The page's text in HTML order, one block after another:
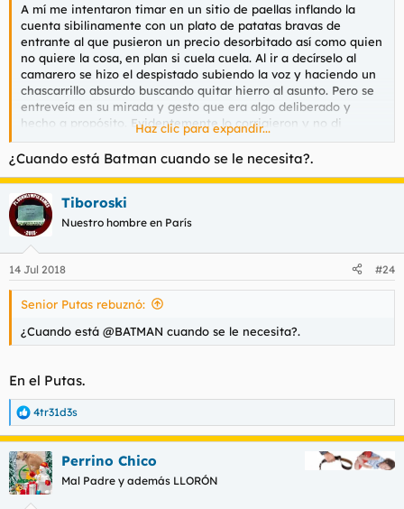
A mí me intentaron timar en un sitio de paellas inflando la
cuenta sibilinamente con un plato de patatas bravas de
entrante al que pusieron un precio desorbitado así como quien
no quiere la cosa, en plan si cuela cuela. Al ir a decírselo al
camarero se hizo el despistado subiendo la voz y haciendo un
chascarrillo absurdo buscando quitar hierro al asunto. Pero se
entreveía en su mirada y gesto que era algo deliberado y
hecho a propósito. Evidentemente lo corrigieron y no di
propina.
Haz clic para expandir...
¿Cuando está Batman cuando se le necesita?.
Tiboroski
Nuestro hombre en París
14 Jul 2018 #24
Senior Putas rebuznó:
¿Cuando está @BATMAN cuando se le necesita?.
En el Putas.
R
e
a
c
c
i
4tr31d3s
Perrino Chico
Mal Padre y además LLORÓN